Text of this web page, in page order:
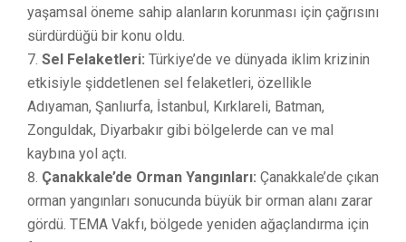
yaşamsal öneme sahip alanların korunması için çağrısını
sürdürdüğü bir konu oldu.
Sel Felaketleri: Türkiye’de ve dünyada iklim krizinin
etkisiyle şiddetlenen sel felaketleri, özellikle
Adıyaman, Şanlıurfa, İstanbul, Kırklareli, Batman,
Zonguldak, Diyarbakır gibi bölgelerde can ve mal
kaybına yol açtı.
Çanakkale’de Orman Yangınları: Çanakkale’de çıkan
orman yangınları sonucunda büyük bir orman alanı zarar
gördü. TEMA Vakfı, bölgede yeniden ağaçlandırma için